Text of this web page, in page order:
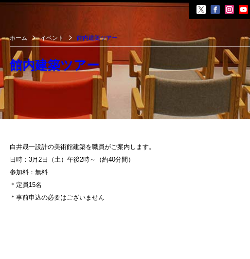
ご利用案内
これからの展覧会
過去の展覧会
これからのイベント
過去のイベント
ホーム イベント 館内建築ツアー
館内建築ツアー
白井晟一設計の美術館建築を職員がご案内します。
日時：3月2日（土）午後2時～（約40分間）
参加料：無料
＊定員15名
＊事前申込の必要はございません